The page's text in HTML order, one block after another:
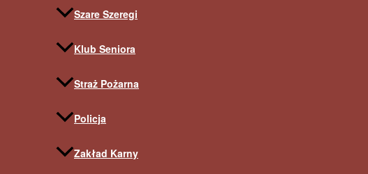
Szare Szeregi
Klub Seniora
Straż Pożarna
Policja
Zakład Karny